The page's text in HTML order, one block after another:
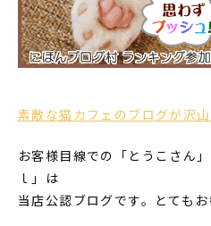
素敵な猫カフェのブログが沢山
お客様目線での「とうこさん
ｌ」は
当店公認ブログです。とても